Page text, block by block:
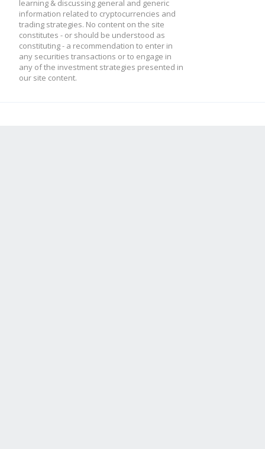
learning & discussing general and generic
information related to cryptocurrencies and
trading strategies. No content on the site
constitutes - or should be understood as
constituting - a recommendation to enter in
any securities transactions or to engage in
any of the investment strategies presented in
our site content.